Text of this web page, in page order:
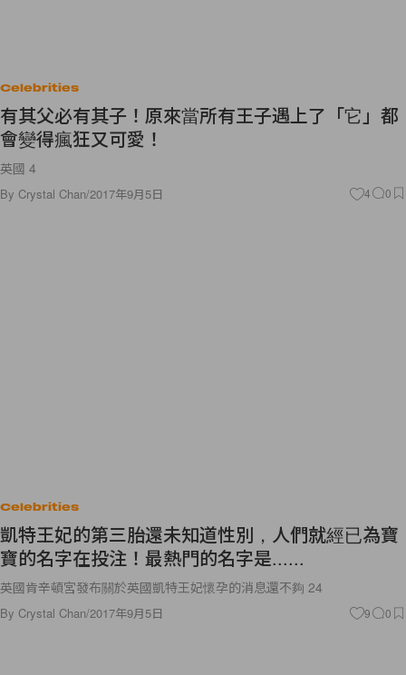
Celebrities
有其父必有其子！原來當所有王子遇上了「它」都
會變得瘋狂又可愛！
英國 4
By Crystal Chan/2017年9月5日 4 0
Celebrities
凱特王妃的第三胎還未知道性別，人們就經已為寶
寶的名字在投注！最熱門的名字是......
英國肯辛頓宮發布關於英國凱特王妃懷孕的消息還不夠 24
By Crystal Chan/2017年9月5日 9 0